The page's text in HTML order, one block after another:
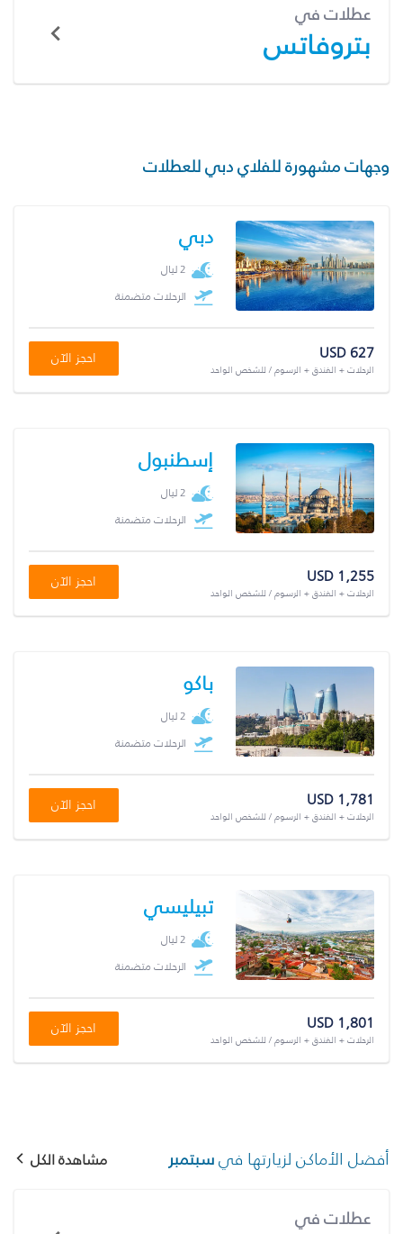
عطلات في
بتروفاتس
وجهات مشهورة للفلاي دبي للعطلات
دبي
2 ليال
الرحلات متضمنة
USD 627
الرحلات + الفندق + الرسوم / للشخص الواحد
احجز الآن
إسطنبول
2 ليال
الرحلات متضمنة
USD 1,255
الرحلات + الفندق + الرسوم / للشخص الواحد
احجز الآن
باكو
2 ليال
الرحلات متضمنة
USD 1,781
الرحلات + الفندق + الرسوم / للشخص الواحد
احجز الآن
تبيليسي
2 ليال
الرحلات متضمنة
USD 1,801
الرحلات + الفندق + الرسوم / للشخص الواحد
احجز الآن
أفضل الأماكن لزيارتها فيسبتمبر مشاهدة الكل
عطلات في